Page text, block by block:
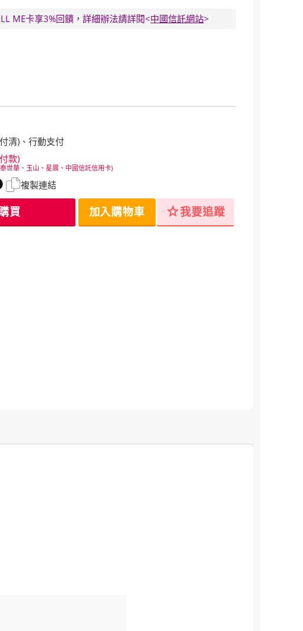
ME卡享3%回饋，詳細辦法請詳閱<中國信託網站>
清)、行動支付
款)
世華、玉山、星展、中國信託信用卡)
複製連結
買 加入購物車 star我要追蹤